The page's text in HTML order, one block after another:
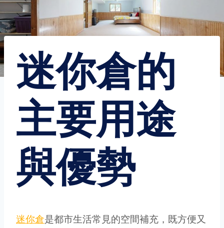
迷你倉的
主要用途
與優勢
迷你倉是都市生活常見的空間補充，既方便又